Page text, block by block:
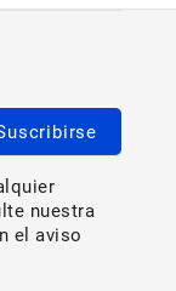
nuestra
el aviso